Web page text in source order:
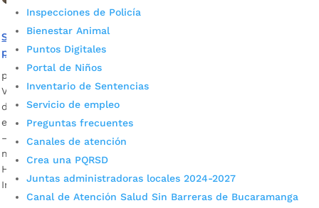
Inspecciones de Policía
Bienestar Animal
Puntos Digitales
Portal de Niños
Inventario de Sentencias
Servicio de empleo
Preguntas frecuentes
Canales de atención
Crea una PQRSD
Juntas administradoras locales 2024-2027
Canal de Atención Salud Sin Barreras de Bucaramanga
Si vive en uno de los 12 barrios priorizados, postúlese y
participe en la estrategia ‘Mi casa, un entorno seguro’
por
Villa Helena, La Esperanza, Girardot y Morrorico son algunos
de los sectores priorizados. El plazo de inscripción es hasta
el 30 de septiembre próximo. Descargar audio: Natalia Durán
– Secretaria de Desarrollo Social de Bucaramanga Personas
mayores de 18 años que viven en los barrios Olas, Villa
Helena, La Esperanza, Girardot, Santander, Gaitán, La
Inmaculada, […]